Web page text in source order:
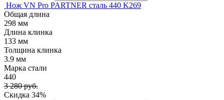
Нож VN Pro PARTNER сталь 440 K269
Общая длина
298 мм
Длина клинка
133 мм
Толщина клинка
3.9 мм
Марка стали
440
3 280 руб.
Скидка 34%